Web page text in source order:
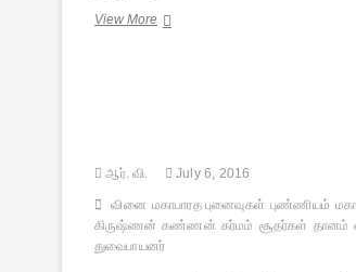
View Moreசூத்திரர்கள்
ஆர். வி. July 6, 2016
வினை மகாபாரத புனைவுகள் புண்ணியம்
கிருஷ்ணன் கண்ணன் கர்மம் சூதர்கள் தானம்
துவைபாயனர்